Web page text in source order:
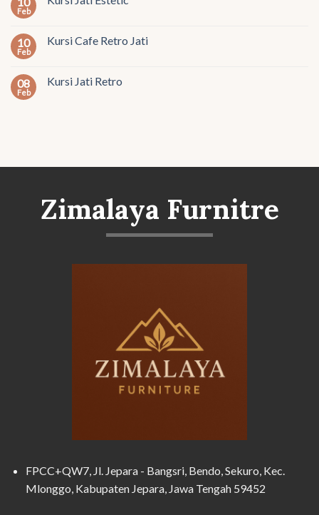
Feb
10
Feb
Kursi Cafe Retro Jati
08
Feb
Kursi Jati Retro
Zimalaya Furnitre
FPCC+QW7, Jl. Jepara - Bangsri, Bendo, Sekuro, Kec.
Mlonggo, Kabupaten Jepara, Jawa Tengah 59452